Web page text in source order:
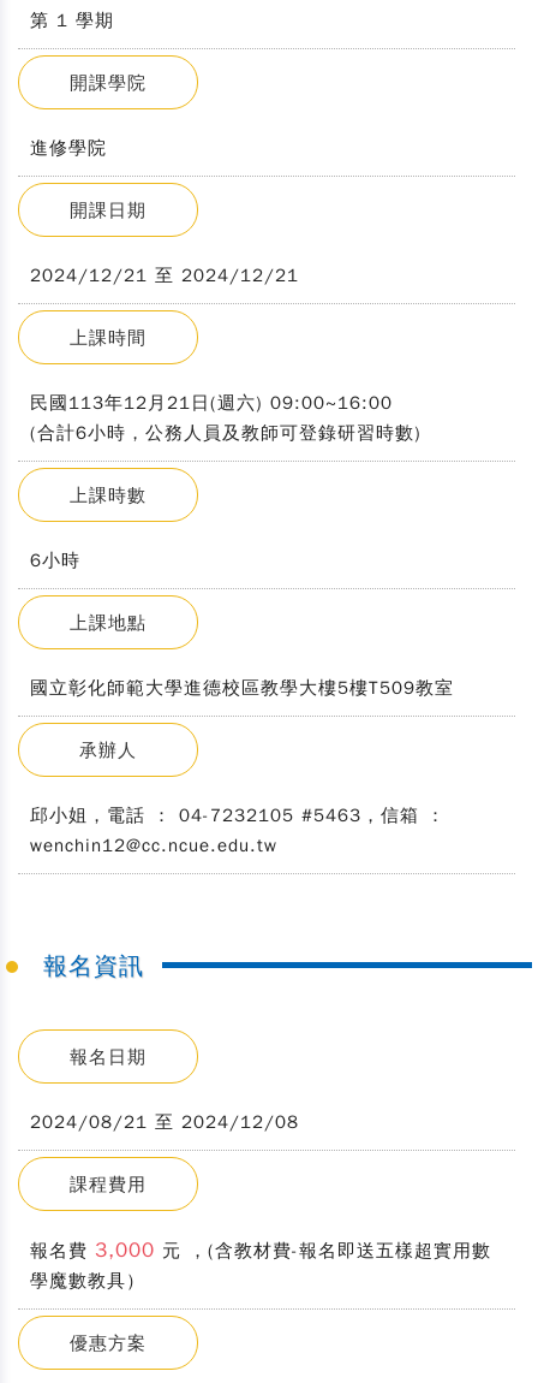
第 1 學期
開課學院
進修學院
開課日期
2024/12/21 至 2024/12/21
上課時間
民國113年12月21日(週六) 09:00~16:00
(合計6小時，公務人員及教師可登錄研習時數)
上課時數
6小時
上課地點
國立彰化師範大學進德校區教學大樓5樓T509教室
承辦人
邱小姐，電話 ： 04-7232105 #5463，信箱 ：
wenchin12@cc.ncue.edu.tw
報名資訊
報名日期
2024/08/21 至 2024/12/08
課程費用
報名費 3,000 元 ，(含教材費-報名即送五樣超實用數
學魔數教具）
優惠方案